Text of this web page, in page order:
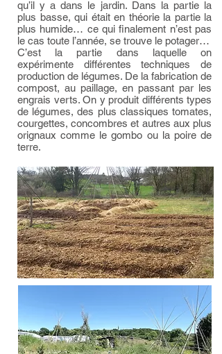
qu’il y a dans le jardin. Dans la partie la
plus basse, qui était en théorie la partie la
plus humide… ce qui finalement n’est pas
le cas toute l’année, se trouve le potager…
C’est la partie dans laquelle on
expérimente différentes techniques de
production de légumes. De la fabrication de
compost, au paillage, en passant par les
engrais verts. On y produit différents types
de légumes, des plus classiques tomates,
courgettes, concombres et autres aux plus
orignaux comme le gombo ou la poire de
terre.